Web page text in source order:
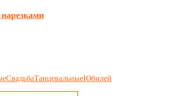
СвадьбаТанцевальныеЮбилей